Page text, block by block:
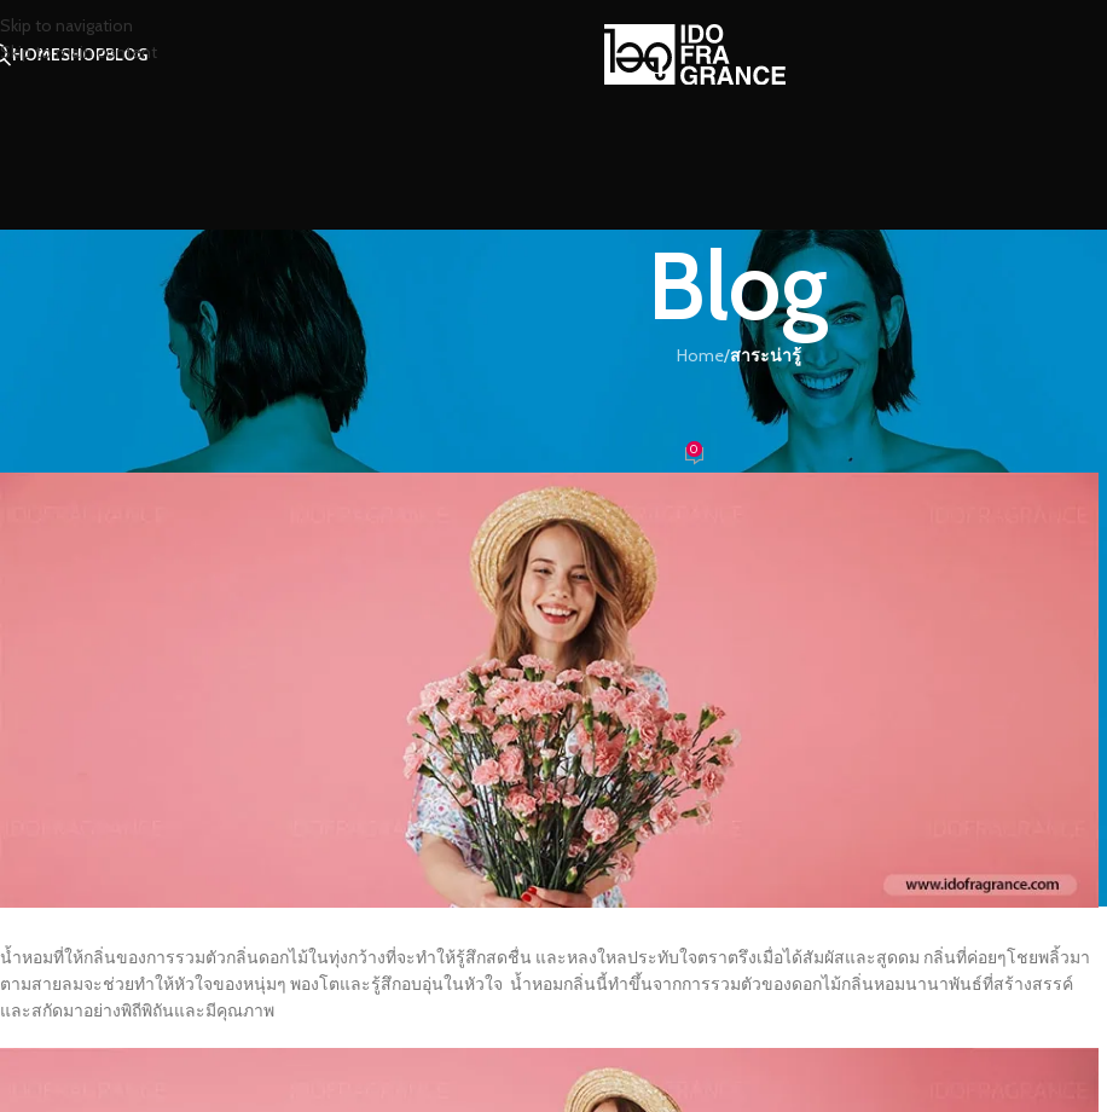
Skip to navigation
Skip to main content
HOMESHOPBLOG
Blog
Home/สาระน่ารู้
เสน่ห์ของกลิ่นหอมแห่งทุ่งดอกไม้ที่น่าหลงใหล กับน้ำหอมกลิ่น ชานซ์
0
น้ำหอมที่ให้กลิ่นของการรวมตัวกลิ่นดอกไม้ในทุ่งกว้างที่จะทำให้รู้สึกสดชื่น และหลงใหลประทับใจตราตรึงเมื่อได้สัมผัสและสูดดม กลิ่นที่ค่อยๆโชยพลิ้วมา
ตามสายลมจะช่วยทำให้หัวใจของหนุ่มๆ พองโตและรู้สึกอบอุ่นในหัวใจ น้ำหอมกลิ่นนี้ทำขึ้นจากการรวมตัวของดอกไม้กลิ่นหอมนานาพันธ์ที่สร้างสรรค์
และสกัดมาอย่างพิถีพิถันและมีคุณภาพ